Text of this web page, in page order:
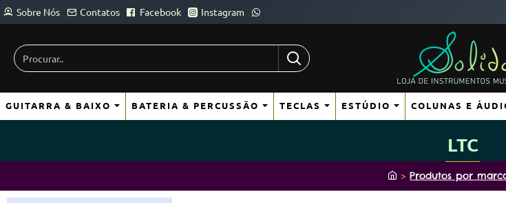
Sobre Nós Contatos Facebook Instagram
Procurar..
GUITARRA & BAIXO BATERIA & PERCUSSÃO TECLAS ESTÚDIO COLUNAS E
LTC
h
o
Produtos por